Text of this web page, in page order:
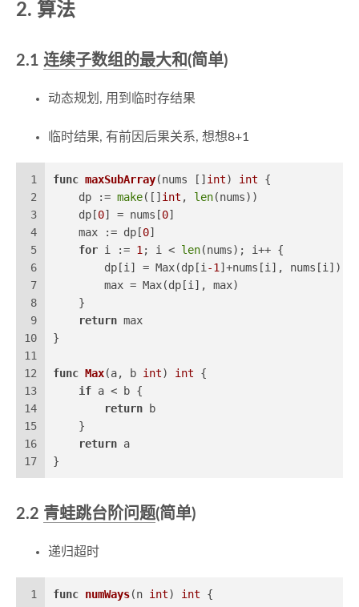
2. 算法
2.1 连续子数组的最大和(简单)
动态规划, 用到临时存结果
临时结果, 有前因后果关系, 想想8+1
1
2
3
4
5
6
7
8
9
10
11
12
13
14
15
16
17
func maxSubArray(nums [] int) int {
    dp :=
make([] int , len(nums))
    dp[
0] = nums[0]
    max := dp[
0]
for i := 1 ; i < len(nums); i++ {
        dp[i] = Max(dp[i
-1 ]+nums[i], nums[i])
        max = Max(dp[i], max)
    }
return max
}
func Max(a, b int) int {
if a < b {
return b
    }
return a
}
2.2 青蛙跳台阶问题(简单)
递归超时
1
func numWays(n int) int {